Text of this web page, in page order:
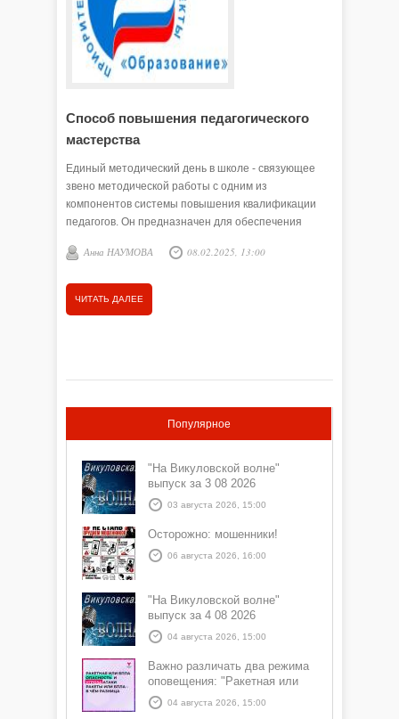
Способ повышения педагогического
мастерства
Единый методический день в школе - связующее
звено методической работы с одним из
компонентов системы повышения квалификации
педагогов. Он предназначен для обеспечения
совершенствования педагогического мастерства, а
накопленного в коллективе.
Анна НАУМОВА 08.02.2025, 13:00
ЧИТАТЬ ДАЛЕЕ
Популярное
"На Викуловской волне"
выпуск за 3 08 2026
03 августа 2026, 15:00
Осторожно: мошенники!
06 августа 2026, 16:00
"На Викуловской волне"
выпуск за 4 08 2026
04 августа 2026, 15:00
Важно различать два режима
оповещения: "Ракетная или
БПЛА опасность" и "Угроза
атаки ракеты или БПЛА"
04 августа 2026, 15:00